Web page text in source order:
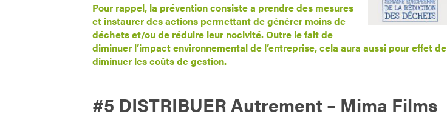
Pour rappel, la prévention consiste a prendre des mesures
et instaurer des actions permettant de générer moins de
déchets et/ou de réduire leur nocivité. Outre le fait de
diminuer l’impact environnemental de l’entreprise, cela aura aussi pour effet de
diminuer les coûts de gestion.
#5 DISTRIBUER Autrement – Mima Films